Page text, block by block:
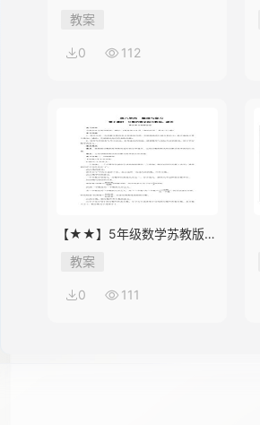
教案第8单元《单元复习》
教案
0 112
【★★】5年级数学苏教版下
册教案第8单元《单元复习》
教案
0 111